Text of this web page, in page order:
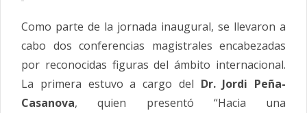
Como parte de la jornada inaugural, se llevaron a
cabo dos conferencias magistrales encabezadas
por reconocidas figuras del ámbito internacional.
La primera estuvo a cargo del Dr. Jordi Peña-
Casanova, quien presentó “Hacia una